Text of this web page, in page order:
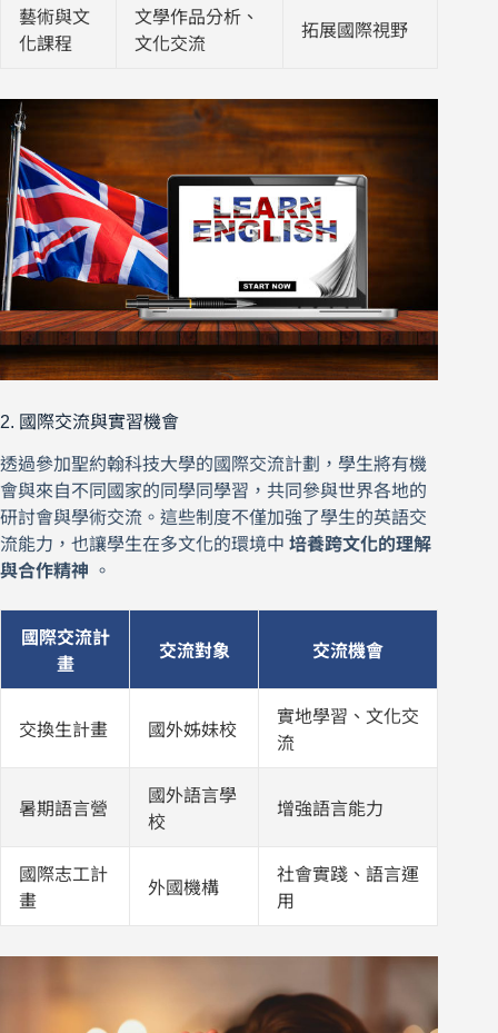
藝術與文
化課程
文學作品分析、
文化交流
拓展國際視野
2. 國際交流與實習機會
透過參加聖約翰科技大學的國際交流計劃，學生將有機
會與來自不同國家的同學同學習，共同參與世界各地的
研討會與學術交流。這些制度不僅加強了學生的英語交
流能力，也讓學生在多文化的環境中 培養跨文化的理解
與合作精神 。
國際交流計
畫
交流對象 交流機會
交換生計畫 國外姊妹校
實地學習、文化交
流
暑期語言營
國外語言學
校
增強語言能力
國際志工計
畫
外國機構
社會實踐、語言運
用